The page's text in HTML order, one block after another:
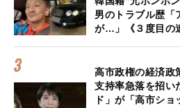
男のトラブル歴「
が…」《３度目の
高市政権の経済政
支持率急落を招
ド」が「高市シ